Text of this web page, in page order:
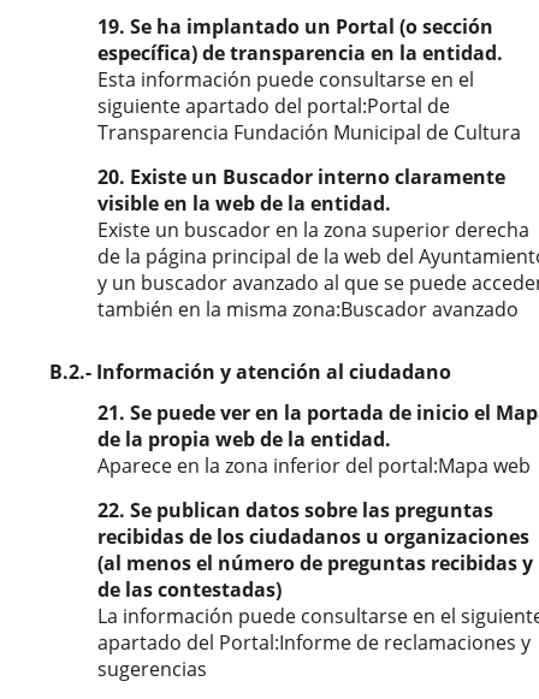
19. Se ha implantado un Portal (o sección
específica) de transparencia en la entidad.
Esta información puede consultarse en el
siguiente apartado del portal:Portal de
Transparencia Fundación Municipal de Cultura
20. Existe un Buscador interno claramente
visible en la web de la entidad.
Existe un buscador en la zona superior derecha
de la página principal de la web del
y un buscador avanzado al que se puede
también en la misma zona:Buscador avanzado
B.2.- Información y atención al ciudadano
21. Se puede ver en la portada de inicio el
de la propia web de la entidad.
Aparece en la zona inferior del portal:Mapa web
22. Se publican datos sobre las preguntas
recibidas de los ciudadanos u organizaciones
(al menos el número de preguntas recibidas y
de las contestadas)
La información puede consultarse en el
apartado del Portal:Informe de reclamaciones y
sugerencias